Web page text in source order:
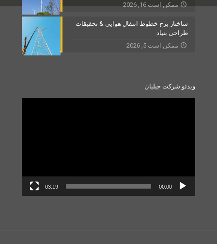
ممکن است 16, 2026
ساختار برج خطوط انتقال هوایی & تحقیقات
طراحی بنیاد
ممکن است 5, 2026
ویدئو شرکت جیلیان
00:00
03:19